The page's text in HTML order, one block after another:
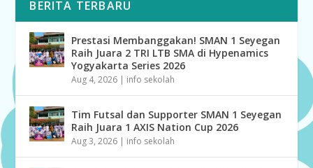
BERITA TERBARU
Prestasi Membanggakan! SMAN 1 Seyegan
Raih Juara 2 TRI LTB SMA di Hypenamics
Yogyakarta Series 2026
Aug 4, 2026 | info sekolah
Tim Futsal dan Supporter SMAN 1 Seyegan
Raih Juara 1 AXIS Nation Cup 2026
Aug 3, 2026 | info sekolah